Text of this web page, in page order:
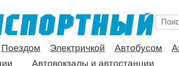
Поездом Электричкой Автобусом
Автовокзалы и автостанции